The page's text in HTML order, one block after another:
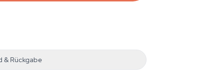
& Rückgabe